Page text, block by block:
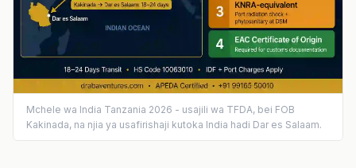
Mchele wa India Tanzania 2026 - usajili wa TFDA, bei FOB
Kakinada, na njia ya usafirishaji kutoka India hadi Dar es Salaam.